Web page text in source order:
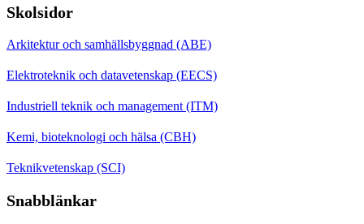
Skolsidor
Arkitektur och samhällsbyggnad (ABE)
Elektroteknik och datavetenskap (EECS)
Industriell teknik och management (ITM)
Kemi, bioteknologi och hälsa (CBH)
Teknikvetenskap (SCI)
Snabblänkar